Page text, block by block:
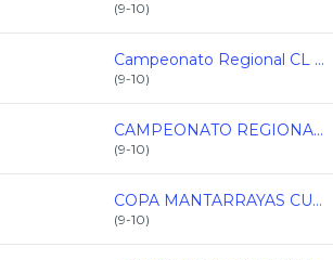
(9-10)
Campeonato Regional CL 2026
(9-10)
CAMPEONATO REGIONAL CL 2026 QRO
(9-10)
COPA MANTARRAYAS CURSO LARGO 2026
(9-10)